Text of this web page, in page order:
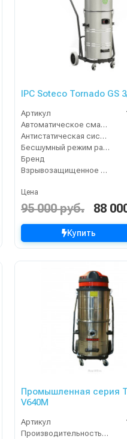
IPC Soteco Tornado GS
Артикул
Автоматическое сматывание кабеля
Антистатическая система
Бесшумный режим работы
Бренд
Взрывозащищенное исполнение
Цена
95 000 руб. 88
Купить
Промышленная серия
V640M
Артикул
Производительность (м3/час)